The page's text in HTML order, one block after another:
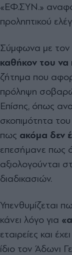
«ΕΦ.ΣΥΝ.»
προληπτικού
Σύμφωνα με τον
καθήκον του να
ζήτημα που
πρόληψη
Επίσης, όπως
σκοπιμότητα
πως ακόμα δεν
επεσήμανε πως
αξιολογούνται
διαδικασιών.
Υπενθυμίζεται
κάνει λόγο για
εταιρείες και
ίδιο τον Άδωνι